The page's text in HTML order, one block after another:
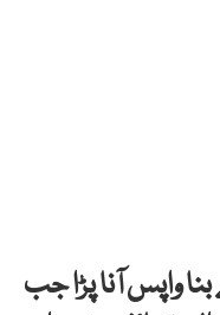
واپس آنا پڑا جب